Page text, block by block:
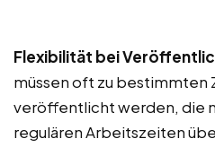
Flexibilität bei
müssen oft zu bestimmten
veröffentlicht werden, die
regulären Arbeitszeiten